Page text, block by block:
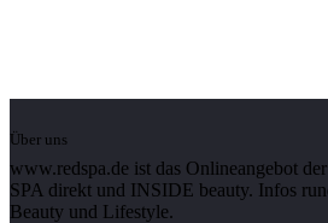
Über uns
www.redspa.de ist das Onlineangebot
SPA direkt und INSIDE beauty. Infos
Beauty und Lifestyle.